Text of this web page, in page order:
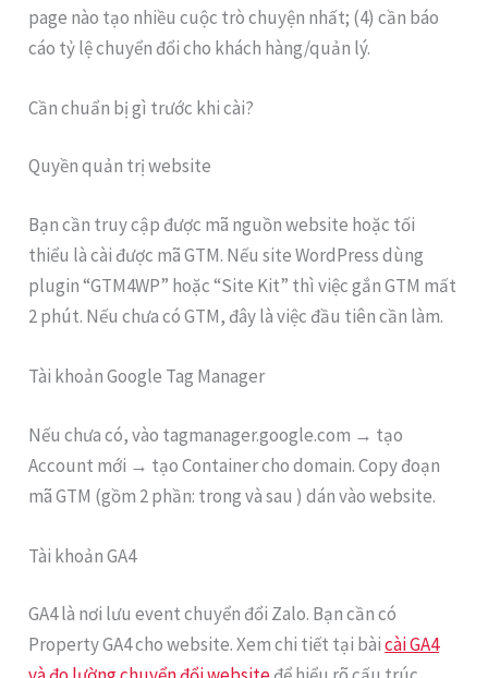
page nào tạo nhiều cuộc trò chuyện nhất; (4) cần báo
cáo tỷ lệ chuyển đổi cho khách hàng/quản lý.
Cần chuẩn bị gì trước khi cài?
Quyền quản trị website
Bạn cần truy cập được mã nguồn website hoặc tối
thiểu là cài được mã GTM. Nếu site WordPress dùng
plugin “GTM4WP” hoặc “Site Kit” thì việc gắn GTM mất
2 phút. Nếu chưa có GTM, đây là việc đầu tiên cần làm.
Tài khoản Google Tag Manager
Nếu chưa có, vào tagmanager.google.com → tạo
Account mới → tạo Container cho domain. Copy đoạn
mã GTM (gồm 2 phần: trong và sau ) dán vào website.
Tài khoản GA4
GA4 là nơi lưu event chuyển đổi Zalo. Bạn cần có
Property GA4 cho website. Xem chi tiết tại bàicài GA4